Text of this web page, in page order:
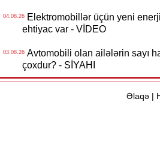
04.08.26Elektromobillər üçün yeni
ehtiyac var - VİDEO
03.08.26Avtomobili olan ailələrin sayı
çoxdur? - SİYAHI
Əlaqə|